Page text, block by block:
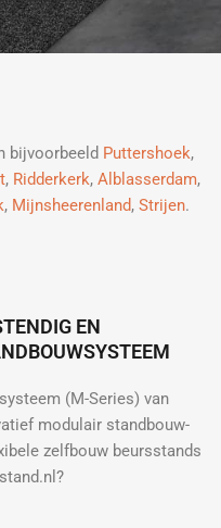
bijvoorbeeld Puttershoek,
, Ridderkerk, Alblasserdam,
, Mijnsheerenland, Strijen.
EN
(M-Series) van
modulair standbouw-
zelfbouw beursstands